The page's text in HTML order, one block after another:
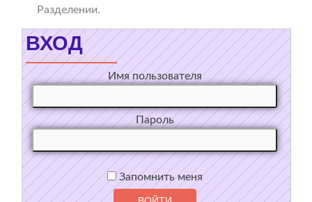
Разделении.
ВХОД
Имя пользователя
Пароль
Запомнить меня